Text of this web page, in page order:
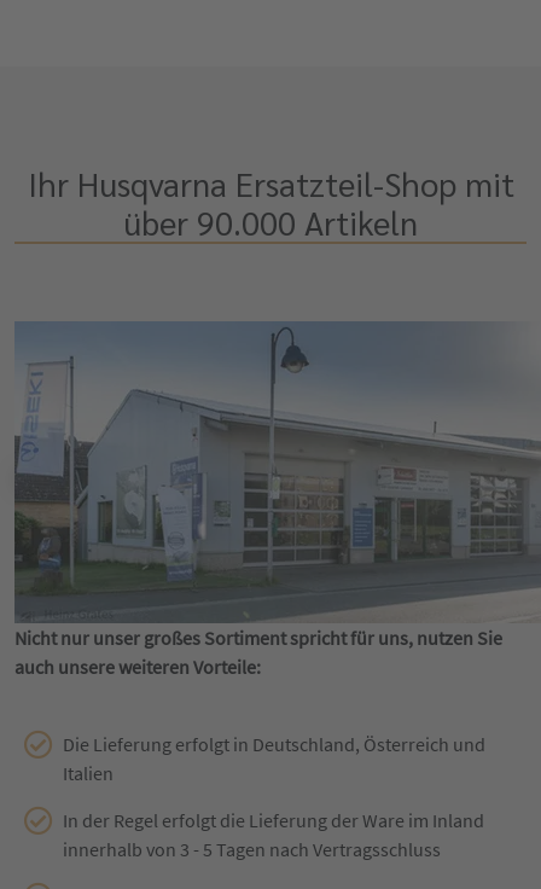
Ihr Husqvarna Ersatzteil-Shop mit
über 90.000 Artikeln
Nicht nur unser großes Sortiment spricht für uns, nutzen Sie
auch unsere weiteren Vorteile:
Die Lieferung erfolgt in Deutschland, Österreich und
Italien
In der Regel erfolgt die Lieferung der Ware im Inland
innerhalb von 3 - 5 Tagen nach Vertragsschluss